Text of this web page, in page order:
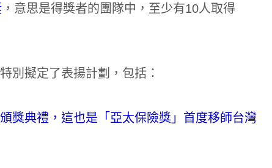
，意思是得獎者的團隊中，至少有10人取得
別擬定了表揚計劃，包括：
獎典禮，這也是「亞太保險獎」首度移師台灣